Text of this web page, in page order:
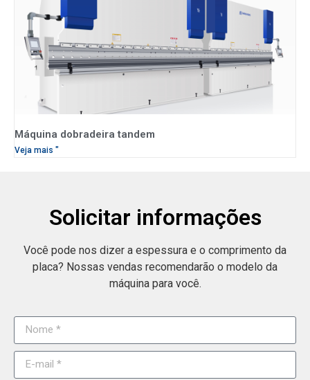
Máquina dobradeira tandem
Veja mais "
Solicitar informações
Você pode nos dizer a espessura e o comprimento da
placa? Nossas vendas recomendarão o modelo da
máquina para você.